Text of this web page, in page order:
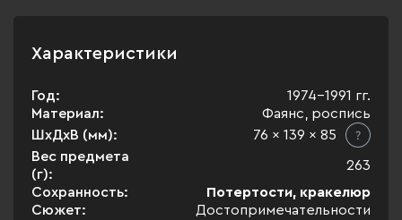
Характеристики
Год:
1974-1991 гг.
Материал:
Фаянс, роспись
ШхДхВ (мм):
76 x 139 x 85
Вес предмета
(г):
263
Сохранность:
Потертости, кракелюр
Сюжет:
Достопримечательности